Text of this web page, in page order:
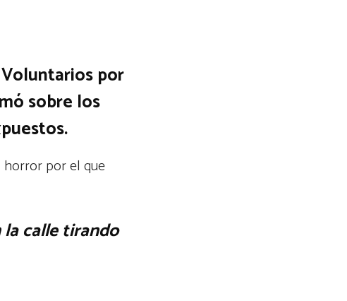
por
sobre los
horror por el que
la calle tirando